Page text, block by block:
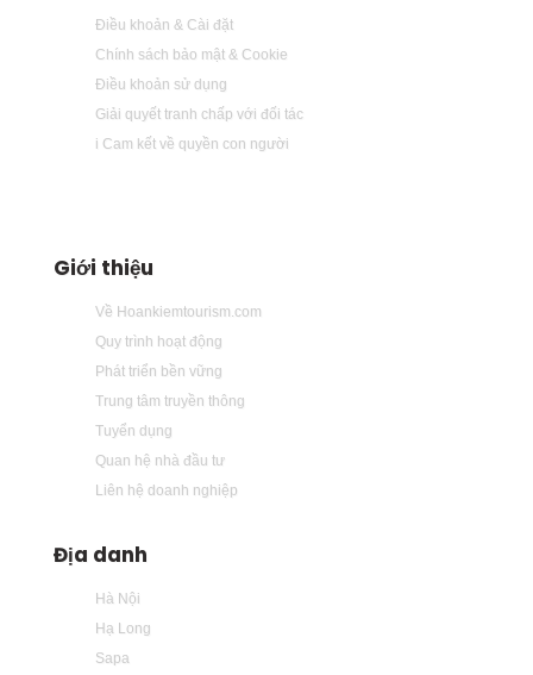
Điều khoản & Cài đặt
Chính sách bảo mật & Cookie
Điều khoản sử dụng
Giải quyết tranh chấp với đối tác
i Cam kết về quyền con người
Giới thiệu
Về Hoankiemtourism.com
Quy trình hoạt động
Phát triển bền vững
Trung tâm truyền thông
Tuyển dụng
Quan hệ nhà đầu tư
Liên hệ doanh nghiệp
Địa danh
Hà Nội
Hạ Long
Sapa